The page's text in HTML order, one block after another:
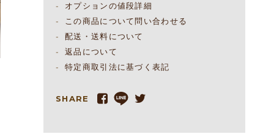
オプションの値段詳細
この商品について問い合わせる
配送・送料について
返品について
特定商取引法に基づく表記
SHARE